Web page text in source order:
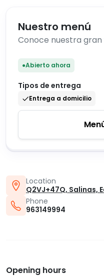
Nuestro menú
Conoce nuestra
●Abierto ahora
Tipos de entrega
Entrega a domicilio
Location
Q2VJ+47Q, Salinas,
Phone
963149994
Opening hours